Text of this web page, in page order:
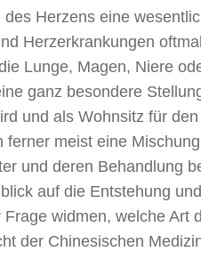
Herzens eine
Herzerkrankungen
Lunge, Magen, Niere
ganz besondere
und als Wohnsitz für
ferner meist eine
und deren Behandlung
auf die Entstehung
widmen, welche
der Chinesischen